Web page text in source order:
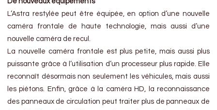
L’Astra restylée peut être équipée, en option d’une nouvelle
caméra frontale de haute technologie, mais aussi d’une
nouvelle caméra de recul.
La nouvelle caméra frontale est plus petite, mais aussi plus
puissante grâce à l’utilisation d’un processeur plus rapide. Elle
reconnaît désormais non seulement les véhicules, mais aussi
les piétons. Enfin, grâce à la caméra HD, la reconnaissance
des panneaux de circulation peut traiter plus de panneaux de